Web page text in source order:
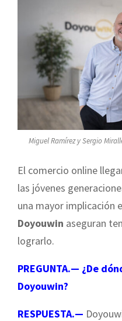
Miguel Ramírez y Sergio
El comercio online
las jóvenes
una mayor implicación
Doyouwin aseguran
lograrlo.
PREGUNTA.— ¿De
Doyouwin?
RESPUESTA.—